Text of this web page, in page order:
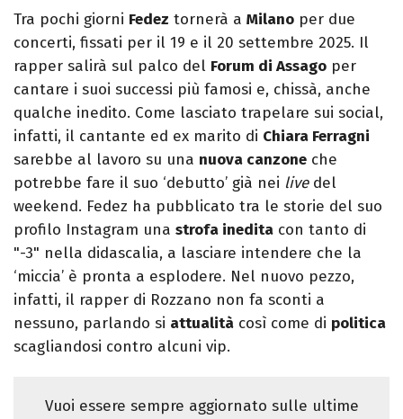
Tra pochi giorni Fedez tornerà a Milano per due
concerti, fissati per il 19 e il 20 settembre 2025. Il
rapper salirà sul palco del Forum di Assago per
cantare i suoi successi più famosi e, chissà, anche
qualche inedito. Come lasciato trapelare sui social,
infatti, il cantante ed ex marito di Chiara Ferragni
sarebbe al lavoro su una nuova canzone che
potrebbe fare il suo ‘debutto’ già nei livedel
weekend. Fedez ha pubblicato tra le storie del suo
profilo Instagram una strofa inedita con tanto di
"-3" nella didascalia, a lasciare intendere che la
‘miccia’ è pronta a esplodere. Nel nuovo pezzo,
infatti, il rapper di Rozzano non fa sconti a
nessuno, parlando si attualità così come di politica
scagliandosi contro alcuni vip.
Vuoi essere sempre aggiornato sulle ultime